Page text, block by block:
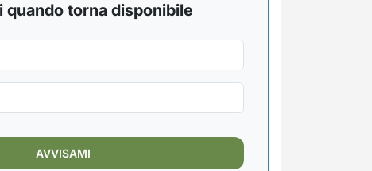
quando torna disponibile